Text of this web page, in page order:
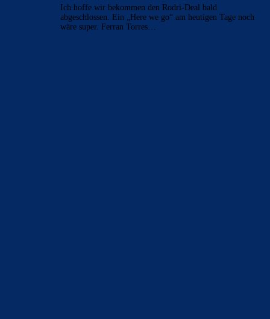
Ich hoffe wir bekommen den Rodri-Deal bald
abgeschlossen. Ein „Here we go“ am heutigen Tage noch
wäre super. Ferran Torres…